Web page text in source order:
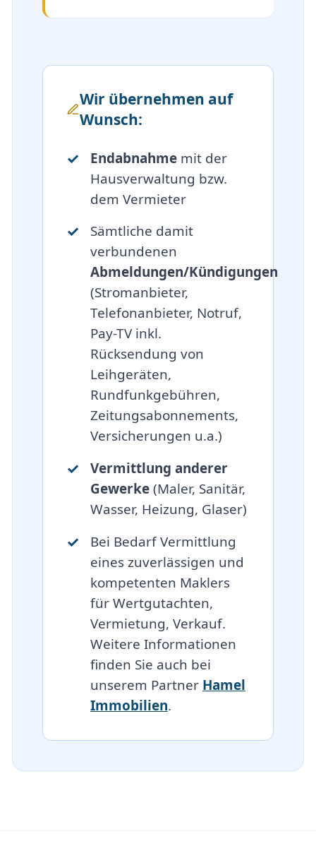
Wir übernehmen auf
Wunsch:
Endabnahmemit der
Hausverwaltung bzw.
dem Vermieter
Sämtliche damit
verbundenen
Abmeldungen/Kündigungen
(Stromanbieter,
Telefonanbieter, Notruf,
Pay-TV inkl.
Rücksendung von
Leihgeräten,
Rundfunkgebühren,
Zeitungsabonnements,
Versicherungen u.a.)
Vermittlung anderer
Gewerke(Maler, Sanitär,
Wasser, Heizung, Glaser)
Bei Bedarf Vermittlung
eines zuverlässigen und
kompetenten Maklers
für Wertgutachten,
Vermietung, Verkauf.
Weitere Informationen
finden Sie auch bei
unserem Partner Hamel
Immobilien.